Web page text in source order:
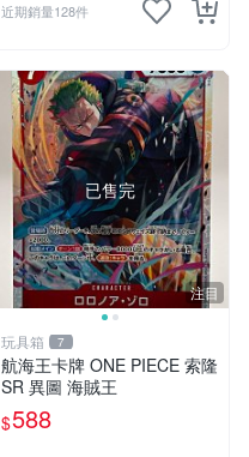
近期銷量128件
注目
已售完
玩具箱 7
航海王卡牌 ONE PIECE 索隆
SR 異圖 海賊王
$588